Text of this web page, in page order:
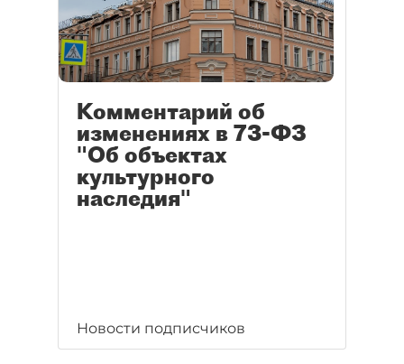
Комментарий об
изменениях в 73-ФЗ
"Об объектах
культурного
наследия"
Новости подписчиков